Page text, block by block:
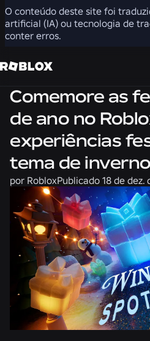
O conteúdo deste site foi
artificial (IA) ou tecnologia de
conter erros.
Compartilhar
Comemore as
de ano no
experiências
tema de inverno
por RobloxPublicado 18 de dez.